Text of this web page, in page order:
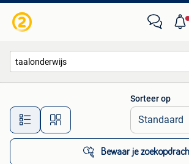
Alle afstanden…
Sorteer op
Bewaar je